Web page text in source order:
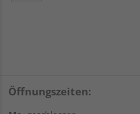
Öffnungszeiten: